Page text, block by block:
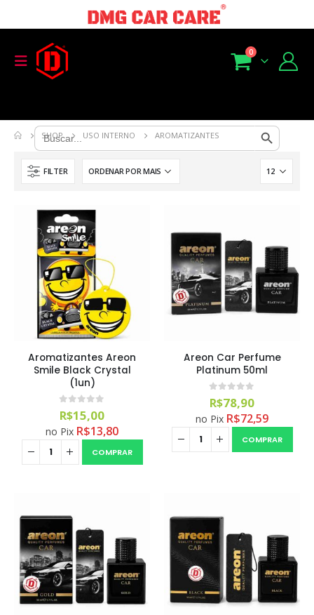
Search
for:
Search Button
0
SHOP USO INTERNO AROMATIZANTES
FILTER
Aromatizantes Areon
Smile Black Crystal
(1un)
R$15,00
no Pix R$13,80
COMPRAR
Areon Car Perfume
Platinum 50ml
R$78,90
no Pix R$72,59
COMPRAR